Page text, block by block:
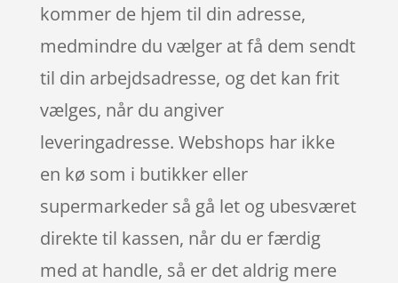
kommer de hjem til din adresse,
medmindre du vælger at få dem sendt
til din arbejdsadresse, og det kan frit
vælges, når du angiver
leveringadresse. Webshops har ikke
en kø som i butikker eller
supermarkeder så gå let og ubesværet
direkte til kassen, når du er færdig
med at handle, så er det aldrig mere